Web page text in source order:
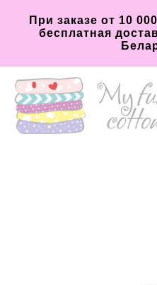
При заказе от 10
бесплатная